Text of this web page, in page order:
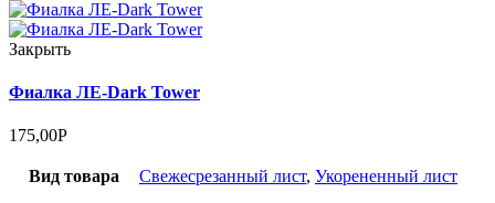
Закрыть
Фиалка ЛЕ-Dark Tower
175,00Р
Вид товара Cвежесрезанный лист, Укорененный лист